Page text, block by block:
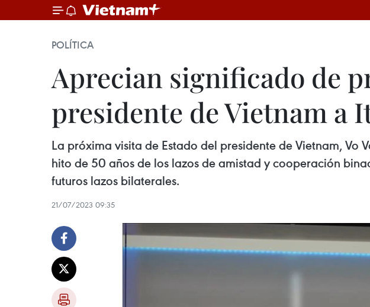
POLÍTICA
Aprecian significado de
presidente de Vietnam a
La próxima visita de Estado del presidente de Vietnam,
hito de 50 años de los lazos de amistad y cooperación
futuros lazos bilaterales.
21/07/2023 09:35